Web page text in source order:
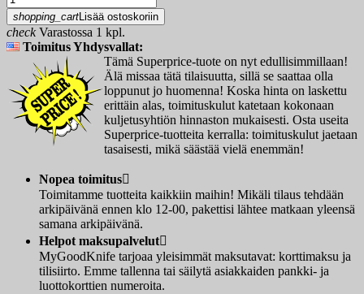
shopping_cartLisää ostoskoriin
checkVarastossa 1 kpl.
Toimitus Yhdysvallat:
Tämä Superprice-tuote on nyt edullisimmillaan!
Älä missaa tätä tilaisuutta, sillä se saattaa olla
loppunut jo huomenna! Koska hinta on laskettu
erittäin alas, toimituskulut katetaan kokonaan
kuljetusyhtiön hinnaston mukaisesti. Osta useita
Superprice-tuotteita kerralla: toimituskulut jaetaan
tasaisesti, mikä säästää vielä enemmän!
Nopea toimitus
Toimitamme tuotteita kaikkiin maihin! Mikäli tilaus tehdään
arkipäivänä ennen klo 12-00, pakettisi lähtee matkaan yleensä
samana arkipäivänä.
Helpot maksupalvelut
MyGoodKnife tarjoaa yleisimmät maksutavat: korttimaksu ja
tilisiirto. Emme tallenna tai säilytä asiakkaiden pankki- ja
luottokorttien numeroita.